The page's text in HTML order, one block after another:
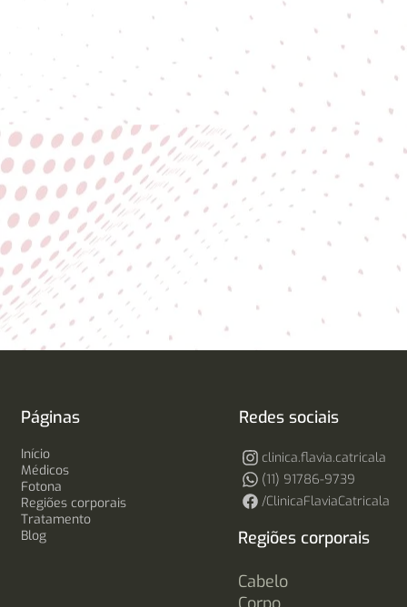
Páginas
Início
Médicos
Fotona
Regiões corporais
Tratamento
Blog
Redes sociais
clinica.flavia.catricala
(11) 91786-9739
/ClinicaFlaviaCatricala
Regiões corporais
Cabelo